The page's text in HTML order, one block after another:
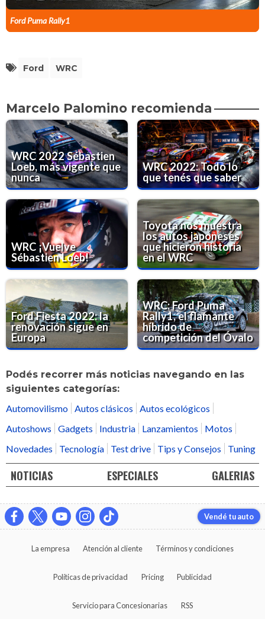
Ford Puma Rally1
Ford WRC
Marcelo Palomino recomienda
WRC 2022 Sébastien
Loeb, más vigente que
nunca
WRC 2022: Todo lo
que tenés que saber
WRC ¡Vuelve
Sébastien Loeb!
Toyota nos muestra
los autos japoneses
que hicieron historia
en el WRC
Ford Fiesta 2022: la
renovación sigue en
Europa
WRC: Ford Puma
Rally1, el flamante
híbrido de
competición del Óvalo
Podés recorrer más noticias navegando en las
siguientes categorías:
Automovilismo Autos clásicos
Autos ecológicos
Autoshows
Gadgets Industria Lanzamientos
Motos
Novedades
Tecnología Test drive Tips y Consejos Tuning
NOTICIAS ESPECIALES GALERIAS
Vendé tu auto
La empresa Atención al cliente Términos y condiciones
Políticas de privacidad Pricing Publicidad
Servicio para Concesionarias RSS